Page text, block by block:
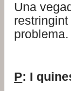
Una
problema.
P: I